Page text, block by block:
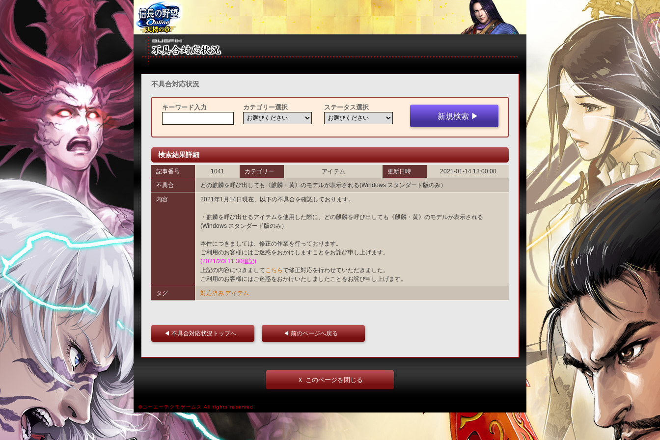
不具合対応状況
キーワード入力 カテゴリー選択 ステータス選択
検索結果詳細
記事番号 1041 カテゴリー アイテム 更新日時
2021-01-14 13:00:00
不具合
どの麒麟を呼び出しても《麒麟・黄》のモデルが表示される(Windows スタンダード版のみ）
内容 2021年1月14日現在、以下の不具合を確認しております。
・麒麟を呼び出せるアイテムを使用した際に、どの麒麟を呼び出しても《麒麟・黄》のモデルが表示される
(Windows スタンダード版のみ）
本件につきましては、修正の作業を行っております。
ご利用のお客様にはご迷惑をおかけしますことをお詫び申し上げます。
(2021/2/3 11:30追記)
上記の内容につきまして こちらで修正対応を行わせていただきました。
ご利用のお客様にはご迷惑をおかけいたしましたことをお詫び申し上げます。
タグ 対応済み アイテム
◀ 不具合対応状況トップへ ◀ 前のページへ戻る
Ｘ このページを閉じる